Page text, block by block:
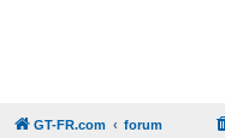
GT-FR.com forum